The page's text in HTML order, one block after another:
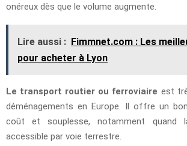
onéreux dès que le volume augmente.
Lire aussi : Fimmnet.com : Les
pour acheter à Lyon
Le transport routier ou ferroviaire est
déménagements en Europe. Il offre un
coût et souplesse, notamment quand
accessible par voie terrestre.